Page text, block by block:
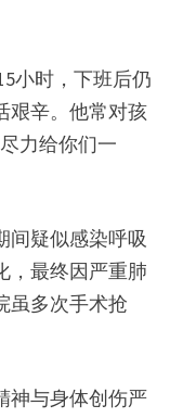
小时，下班后仍
艰辛。他常对孩
力给你们一
间疑似感染呼吸
，最终因严重肺
虽多次手术抢
神与身体创伤严